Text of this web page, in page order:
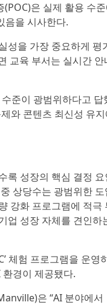
은 실제 활용 수
음을 시사한다.
성을 가장 중요하게 평
교육 부서는 실시간 안
준이 광범위하다고 답
와 콘텐츠 최신성 유지
록 성장의 핵심 결정 요
상당수는 광범위한 도
강화 프로그램에 적극
업 성장 자체를 견인하
체험 프로그램을 운영
경이 제공됐다.
은 “AI 분야에서